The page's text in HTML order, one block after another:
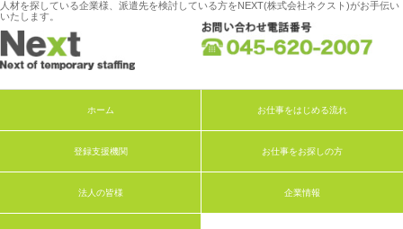
人材を探している企業様、派遣先を検討している方をNEXT(株式会社ネクスト)がお手伝い
いたします。
ホーム お仕事をはじめる流れ
登録支援機関 お仕事をお探しの方
法人の皆様 企業情報